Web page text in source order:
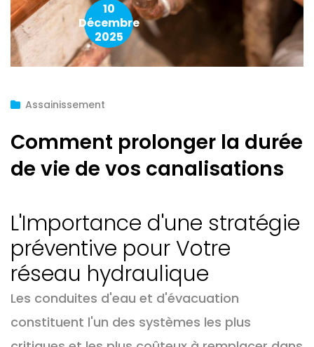
Assainissement
10
Décembre
2025
Comment prolonger la durée
de vie de vos canalisations
L'Importance d'une stratégie
préventive pour Votre
réseau hydraulique
Les conduites d'eau et d'évacuation
constituent l'un des systèmes les plus